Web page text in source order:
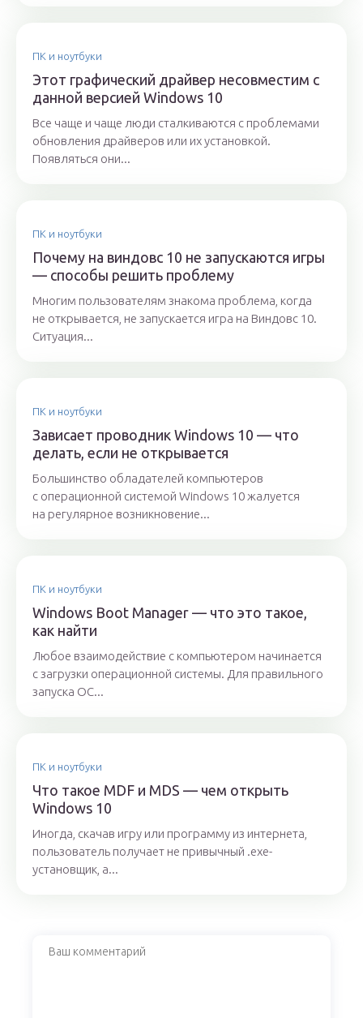
ПК и ноутбуки
Этот графический драйвер несовместим с
данной версией Windows 10
Все чаще и чаще люди сталкиваются с проблемами
обновления драйверов или их установкой.
Появляться они...
ПК и ноутбуки
Почему на виндовс 10 не запускаются игры
— способы решить проблему
Многим пользователям знакома проблема, когда
не открывается, не запускается игра на Виндовс 10.
Ситуация...
ПК и ноутбуки
Зависает проводник Windows 10 — что
делать, если не открывается
Большинство обладателей компьютеров
с операционной системой Windows 10 жалуется
на регулярное возникновение...
ПК и ноутбуки
Windows Boot Manager — что это такое,
как найти
Любое взаимодействие с компьютером начинается
с загрузки операционной системы. Для правильного
запуска ОС...
ПК и ноутбуки
Что такое MDF и MDS — чем открыть
Windows 10
Иногда, скачав игру или программу из интернета,
пользователь получает не привычный .exe-
установщик, а...